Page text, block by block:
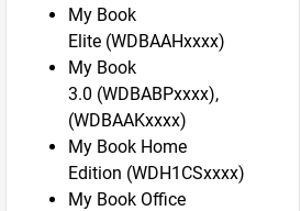
My Book
Elite (WDBAAHxxxx)
My Book
3.0 (WDBABPxxxx),
(WDBAAKxxxx)
My Book Home
Edition (WDH1CSxxxx)
My Book Office